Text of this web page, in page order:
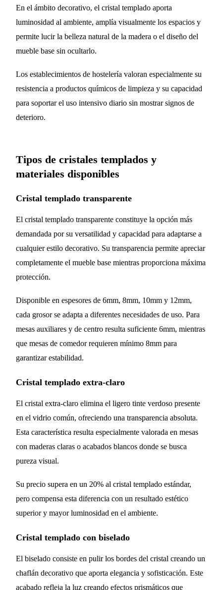
En el ámbito decorativo, el cristal templado aporta
luminosidad al ambiente, amplía visualmente los espacios y
permite lucir la belleza natural de la madera o el diseño del
mueble base sin ocultarlo.
Los establecimientos de hostelería valoran especialmente su
resistencia a productos químicos de limpieza y su capacidad
para soportar el uso intensivo diario sin mostrar signos de
deterioro.
Tipos de cristales templados y
materiales disponibles
Cristal templado transparente
El cristal templado transparente constituye la opción más
demandada por su versatilidad y capacidad para adaptarse a
cualquier estilo decorativo. Su transparencia permite apreciar
completamente el mueble base mientras proporciona máxima
protección.
Disponible en espesores de 6mm, 8mm, 10mm y 12mm,
cada grosor se adapta a diferentes necesidades de uso. Para
mesas auxiliares y de centro resulta suficiente 6mm, mientras
que mesas de comedor requieren mínimo 8mm para
garantizar estabilidad.
Cristal templado extra-claro
El cristal extra-claro elimina el ligero tinte verdoso presente
en el vidrio común, ofreciendo una transparencia absoluta.
Esta característica resulta especialmente valorada en mesas
con maderas claras o acabados blancos donde se busca
pureza visual.
Su precio supera en un 20% al cristal templado estándar,
pero compensa esta diferencia con un resultado estético
superior y mayor luminosidad en el ambiente.
Cristal templado con biselado
El biselado consiste en pulir los bordes del cristal creando un
chaflán decorativo que aporta elegancia y sofisticación. Este
acabado refleja la luz creando efectos prismáticos que